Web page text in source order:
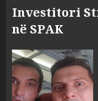
Investitori
në SPAK